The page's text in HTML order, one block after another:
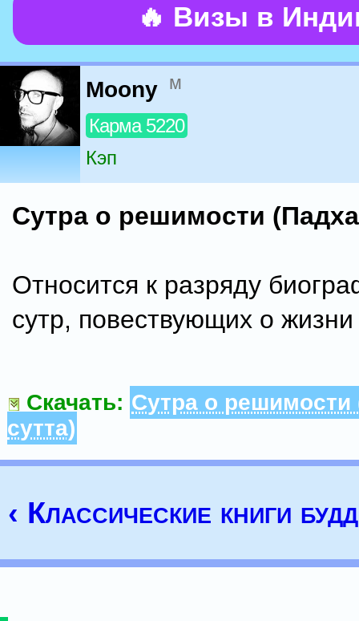
🔥 Визы в
Moony м
Карма 5220
Кэп
Сутра о решимости
Относится к разряду
сутр, повествующих о
Скачать: Сутра о решимости
сутта)
‹ Классические книги